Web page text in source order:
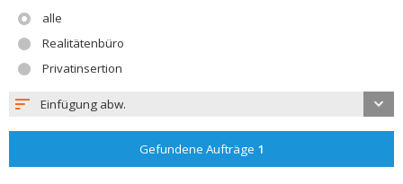
alle
Realitätenbüro
Privatinsertion
Einfügung abw.
Gefundene Aufträge 1